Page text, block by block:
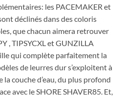
les PACEMAKER et
déclinés dans des coloris
que chacun aimera retrouver
, TIPSYCXL et GUNZILLA
qui complète parfaitement la
de leurres dur s’exploitent à
couche d’eau, du plus profond
avec le SHORE SHAVER85. Et,